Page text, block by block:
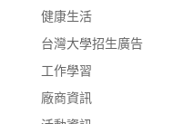
健康生活
台灣大學招生廣告
工作學習
廠商資訊